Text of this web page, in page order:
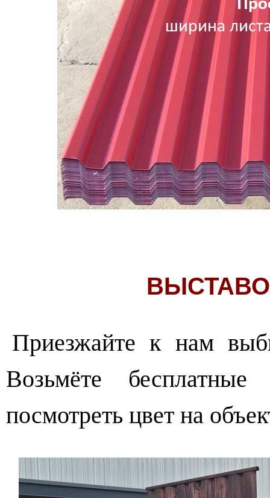
Приезжайте к нам
Возьмёте
посмотреть цвет на